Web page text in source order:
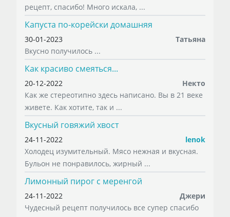
рецепт, спасибо! Много искала, ...
Капуста по-корейски домашняя
30-01-2023
Татьяна
Вкусно получилось ...
Как красиво смеяться...
20-12-2022
Некто
Как же стереотипно здесь написано. Вы в 21 веке
живете. Как хотите, так и ...
Вкусный говяжий хвост
24-11-2022
lenok
Холодец изумительный. Мясо нежная и вкусная.
Бульон не понравилось, жирный ...
Лимонный пирог с меренгой
24-11-2022
Джери
Чудесный рецепт получилось все супер спасибо